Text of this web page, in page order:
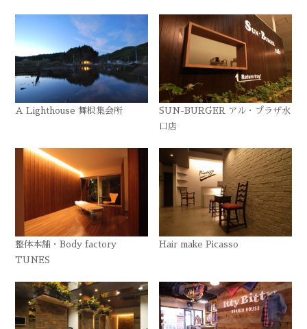
A Lighthouse 舞根集会所
SUN-BURGER アル・プラザ水
口店
整体本舗・Body factory
TUNES
Hair make Picasso